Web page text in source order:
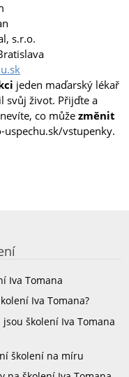
s.r.o.
jeden maďarský lékař
svůj život. Přijďte a
co může změnit
uspechu.sk/vstupenky.
Iva Tomana
Iva Tomana?
jsou školení Iva Tomana
školení na míru